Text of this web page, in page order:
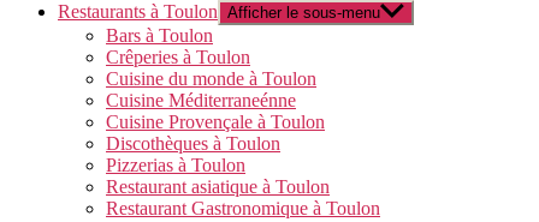
Restaurants à Toulon Afficher le sous-menu
Bars à Toulon
Crêperies à Toulon
Cuisine du monde à Toulon
Cuisine Méditerraneénne
Cuisine Provençale à Toulon
Discothèques à Toulon
Pizzerias à Toulon
Restaurant asiatique à Toulon
Restaurant Gastronomique à Toulon